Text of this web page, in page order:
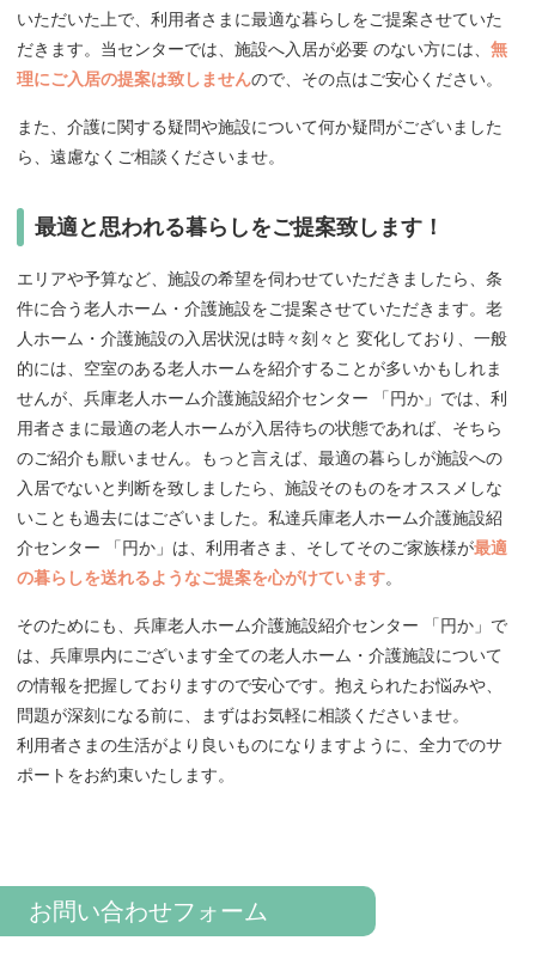
いただいた上で、利用者さまに最適な暮らしをご提案させていた
だきます。当センターでは、施設へ入居が必要 のない方には、無
理にご入居の提案は致しませんので、その点はご安心ください。
また、介護に関する疑問や施設について何か疑問がございました
ら、遠慮なくご相談くださいませ。
最適と思われる暮らしをご提案致します！
エリアや予算など、施設の希望を伺わせていただきましたら、条
件に合う老人ホーム・介護施設をご提案させていただきます。老
人ホーム・介護施設の入居状況は時々刻々と 変化しており、一般
的には、空室のある老人ホームを紹介することが多いかもしれま
せんが、兵庫老人ホーム介護施設紹介センター 「円か」では、利
用者さまに最適の老人ホームが入居待ちの状態であれば、そちら
のご紹介も厭いません。もっと言えば、最適の暮らしが施設への
入居でないと判断を致しましたら、施設そのものをオススメしな
いことも過去にはございました。私達兵庫老人ホーム介護施設紹
介センター 「円か」は、利用者さま、そしてそのご家族様が最適
の暮らしを送れるようなご提案を心がけています。
そのためにも、兵庫老人ホーム介護施設紹介センター 「円か」で
は、兵庫県内にございます全ての老人ホーム・介護施設について
の情報を把握しておりますので安心です。抱えられたお悩みや、
問題が深刻になる前に、まずはお気軽に相談くださいませ。
利用者さまの生活がより良いものになりますように、全力でのサ
ポートをお約束いたします。
お問い合わせフォーム